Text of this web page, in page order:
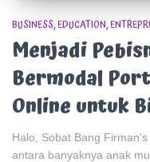
BUSINESS EDUCATION
Menjadi
Bermodal
Online untuk
Halo, Sobat Bang
antara banyaknya anak